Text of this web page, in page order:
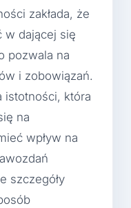
zakłada, że
w dającej się
pozwala na
i zobowiązań.
istotności, która
na
wpływ na
szczegóły